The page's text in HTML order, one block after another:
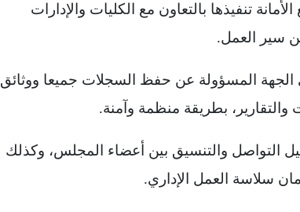
تنفيذها بالتعاون مع الكليات والإدارات
سير العمل.
الجهة المسؤولة عن حفظ السجلات جميعا ووثائق
بطريقة منظمة وآمنة.
التواصل والتنسيق بين أعضاء المجلس، وكذلك
سلاسة العمل الإداري.